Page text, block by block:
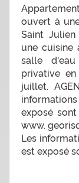
ouvert à
Saint
une cuisine
salle
privative
juillet.
exposé
www.
Les
est exposé